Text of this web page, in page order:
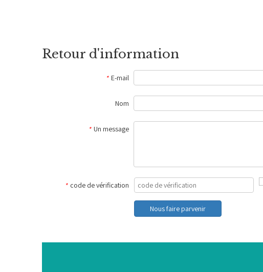
Retour d'information
* E-mail
Nom
* Un message
* code de vérification
Nous faire parvenir